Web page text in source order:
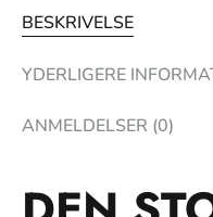
BESKRIVELSE
YDERLIGERE
ANMELDELSER (0)